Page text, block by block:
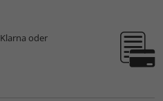
oder